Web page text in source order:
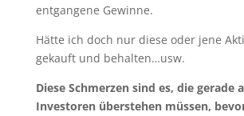
entgangene Gewinne.
Hätte ich doch nur diese oder jene
gekauft und behalten…usw.
Diese Schmerzen sind es, die gerade
Investoren überstehen müssen,